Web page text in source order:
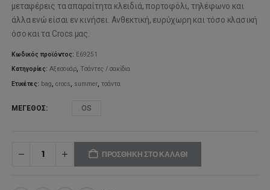
μεταφέρεις τα απαραίτητα κλειδιά, πορτοφόλι, τηλέφωνο και
άλλα ενώ είσαι εν κινήσει. Ανθεκτική, ευρύχωρη και τόσο κλασική
όσο και τα Crocs μας.
Κωδικός προϊόντος: E69251
Κατηγορίες:Αξεσουάρ, Τσάντες / σακίδια
Ετικέτες: bag,crocs, summer,τσάντα
ΜΈΓΕΘΟΣ OS
ΠΡΟΣΘΉΚΗ ΣΤΟ ΚΑΛΆΘΙ